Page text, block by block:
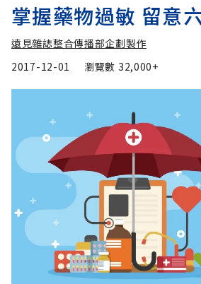
掌握藥物過敏 留意
遠見雜誌整合傳播部企劃製作
2017-12-01
瀏覽數 32,000+